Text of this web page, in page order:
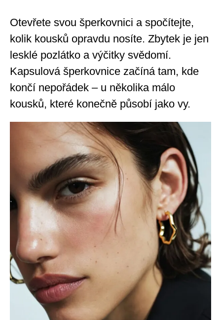
Otevřete svou šperkovnici a spočítejte,
kolik kousků opravdu nosíte. Zbytek je jen
lesklé pozlátko a výčitky svědomí.
Kapsulová šperkovnice začíná tam, kde
končí nepořádek – u několika málo
kousků, které konečně působí jako vy.